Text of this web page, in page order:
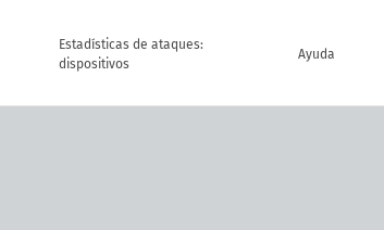
Estadísticas de ataques:
dispositivos
Ayuda